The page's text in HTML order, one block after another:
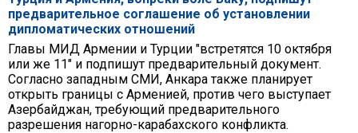
предварительное соглашение об установлении
дипломатических отношений
Главы МИД Армении и Турции "встретятся 10 октября
или же 11" и подпишут предварительный документ.
Согласно западным СМИ, Анкара также планирует
открыть границы с Арменией, против чего выступает
Азербайджан, требующий предварительного
разрешения нагорно-карабахского конфликта.